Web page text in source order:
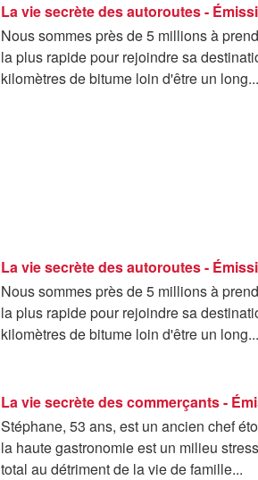
La vie secrète des autoroutes -
Nous sommes près de 5 millions à
la plus rapide pour rejoindre sa
kilomètres de bitume loin d'être un long...
La vie secrète des autoroutes -
Nous sommes près de 5 millions à
la plus rapide pour rejoindre sa
kilomètres de bitume loin d'être un long...
La vie secrète des commerçants -
Stéphane, 53 ans, est un ancien chef
la haute gastronomie est un milieu
total au détriment de la vie de famille...